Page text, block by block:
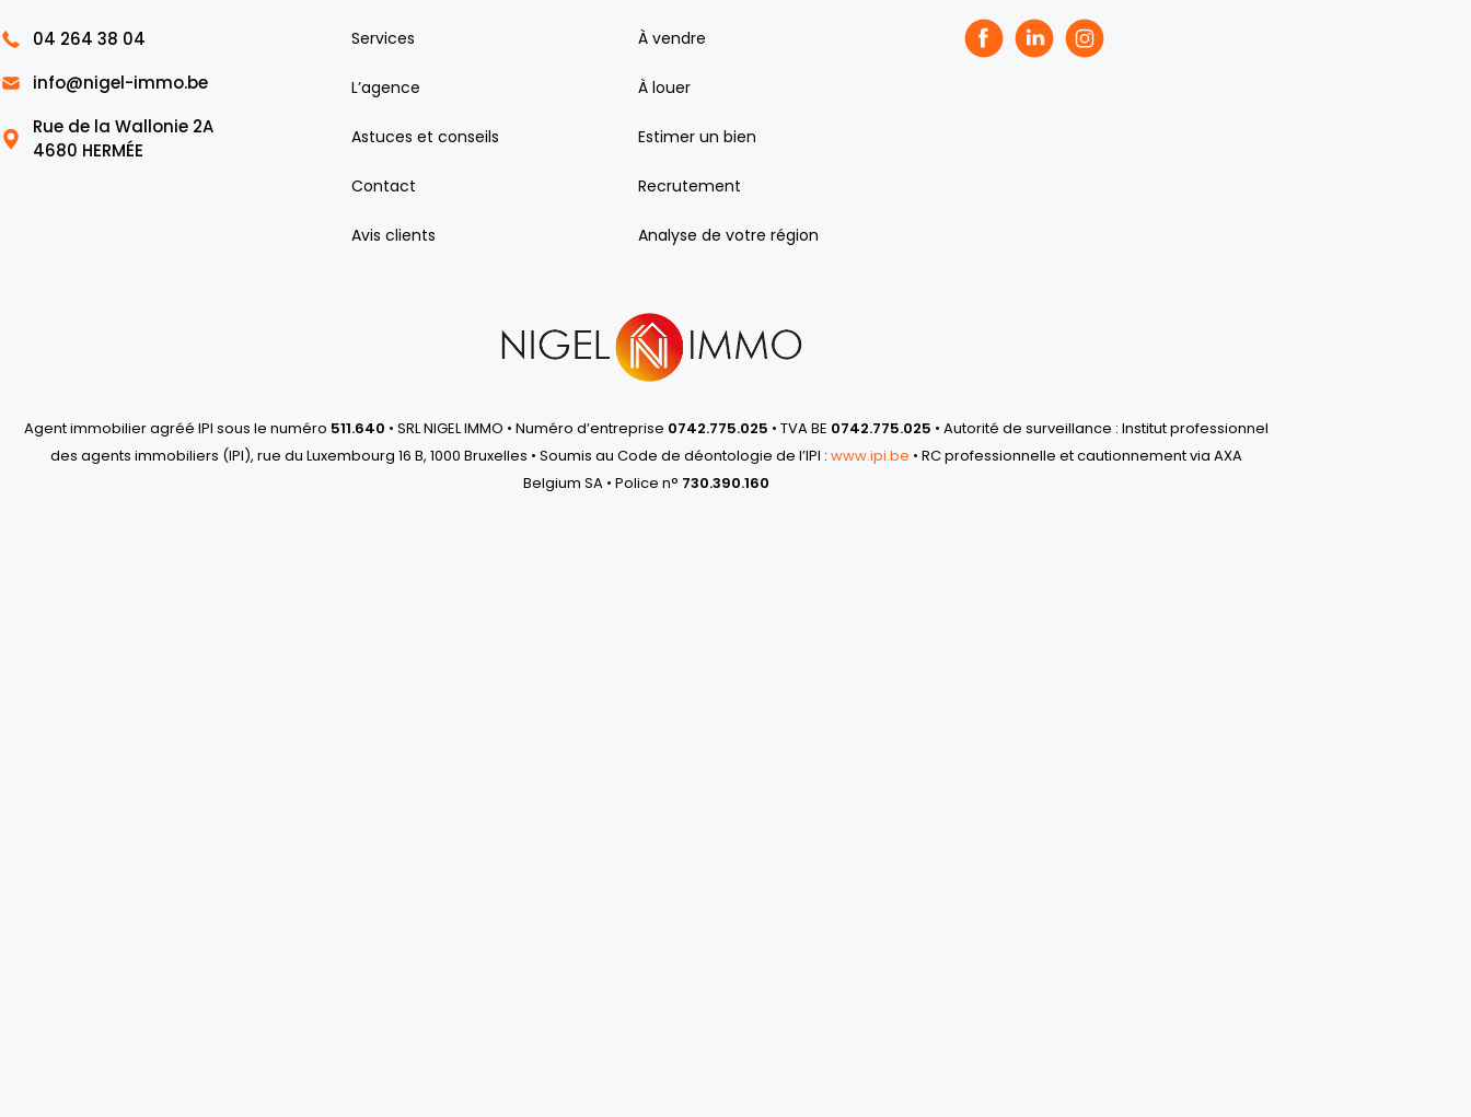
04 264 38 04
info@nigel-immo.be
Rue de la Wallonie 2A
4680 HERMÉE
Services
L’agence
Astuces et conseils
Contact
Avis clients
À vendre
À louer
Estimer un bien
Recrutement
Analyse de votre région
Agent immobilier agréé IPI sous le numéro 511.640 • SRL NIGEL IMMO • Numéro d’entreprise 0742.775.025 • TVA BE 0742.775.025 • Autorité de surveillance : Institut professionnel
des agents immobiliers (IPI), rue du Luxembourg 16 B, 1000 Bruxelles • Soumis au Code de déontologie de l’IPI : www.ipi.be • RC professionnelle et cautionnement via AXA
Belgium SA • Police n° 730.390.160